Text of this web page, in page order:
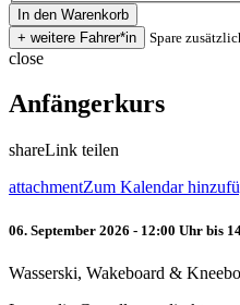
Spare
close
Anfängerkurs
shareLink teilen
attachmentZum Kalendar
06. September 2026 - 12:00 Uhr bis
Wasserski, Wakeboard &